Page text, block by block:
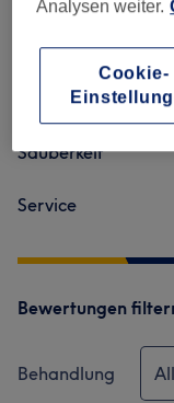
5,0
Ambiente
Sauberkeit
Service
Bewertungen
Behandlung
Analysen weiter.
Cookie-